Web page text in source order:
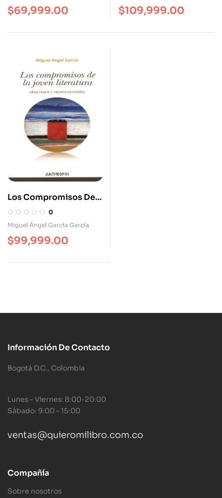
$69,999.00 $109,999.00
Los Compromisos De
La Joven Literatura.
Años Veinte Y Treinta
0
Miguel Ángel García García
$99,999.00
Información De Contacto
Bogotá D.C., Colombia
Lunes – Viernes: 8:00-20:00
Sábado: 9:00 – 15:00
ventas@quieromilibro.com.co
Compañía
Sobre nosotros